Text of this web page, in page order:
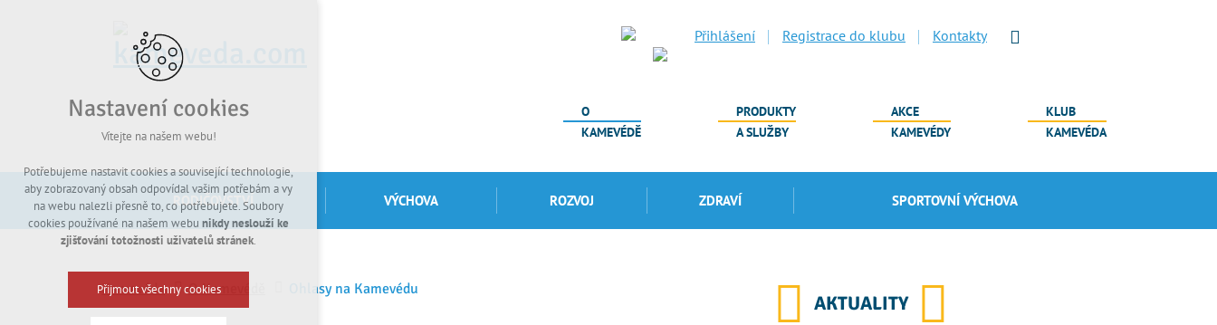
Přihlášení Registrace do klubu Kontakty
O
KAMEVÉDĚ
PRODUKTY
A SLUŽBY
AKCE
KAMEVÉDY
KLUB
KAMEVÉDA
RODIČOVSTVÍ VÝCHOVA ROZVOJ ZDRAVÍ SPORTOVNÍ VÝCHOVA
Kamevéda O Kamevédě Ohlasy na Kamevédu
AKTUALITY
Nastavení cookies
Vítejte na našem webu!
Potřebujeme nastavit cookies a související technologie,
aby zobrazovaný obsah odpovídal vašim potřebám a vy
na webu nalezli přesně to, co potřebujete. Soubory
cookies používané na našem webu nikdy neslouží ke
zjišťování totožnosti uživatelů stránek.
Přijmout všechny cookies